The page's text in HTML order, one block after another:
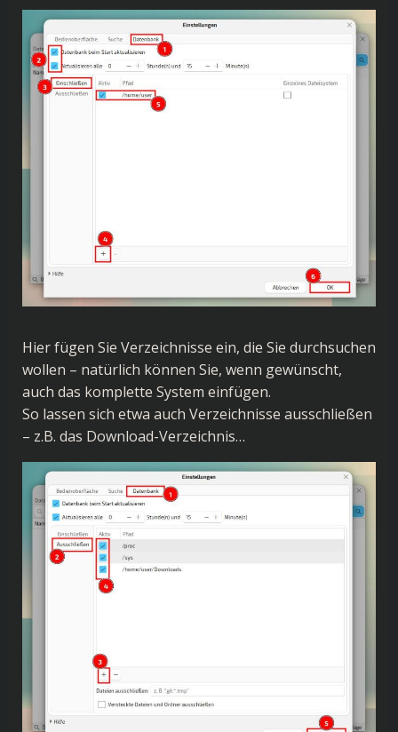
Hier fügen Sie Verzeichnisse ein, die Sie durchsuchen
wollen – natürlich können Sie, wenn gewünscht,
auch das komplette System einfügen.
So lassen sich etwa auch Verzeichnisse ausschließen
– z.B. das Download-Verzeichnis…